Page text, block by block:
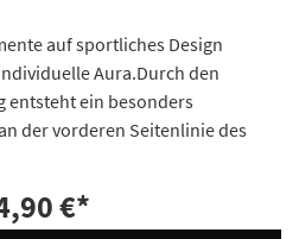
auf sportliches Design
Aura.Durch den
entsteht ein besonders
der vorderen Seitenlinie des
€*